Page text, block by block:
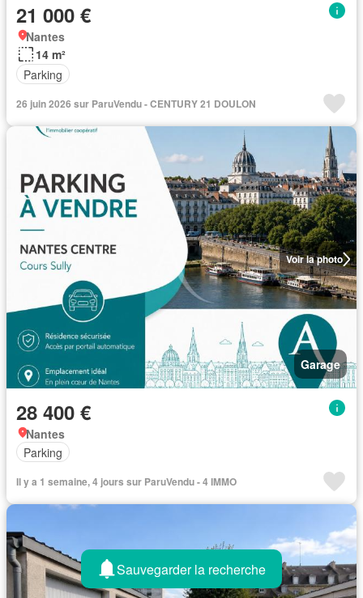
21 000 €
Nantes
14 m²
Parking
26 juin 2026 sur ParuVendu - CENTURY 21 DOULON
Voir la photo
Garage
28 400 €
Nantes
Parking
Il y a 1 semaine, 4 jours sur ParuVendu - 4 IMMO
Sauvegarder la recherche